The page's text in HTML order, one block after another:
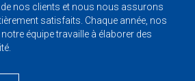
nos clients et nous nous assurons
satisfaits. Chaque année, nos
équipe travaille à élaborer des